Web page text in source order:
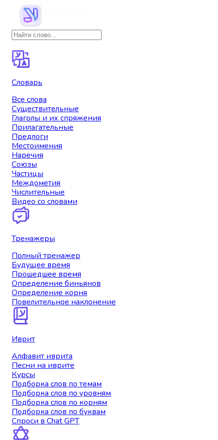
Словарь
Все слова
Существительные
Глаголы и их спряжения
Прилагательные
Предлоги
Местоимения
Наречия
Союзы
Частицы
Междометия
Числительные
Видео со словами
Тренажеры
Полный тренажер
Будущее время
Прошедшее время
Определение биньянов
Определение корня
Повелительное наклонение
Иврит
Алфавит иврита
Песни на иврите
Курсы
Подборка слов по темам
Подборка слов по уровням
Подборка слов по корням
Подборка слов по буквам
Спроси в Chat GPT